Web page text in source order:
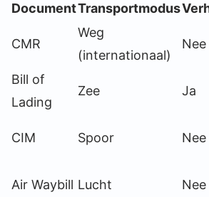
DocumentTransportmodus
CMR
Weg
(internationaal)
Nee
Bill of
Lading
Zee Ja
CIM Spoor Nee
Air Waybill Lucht Nee